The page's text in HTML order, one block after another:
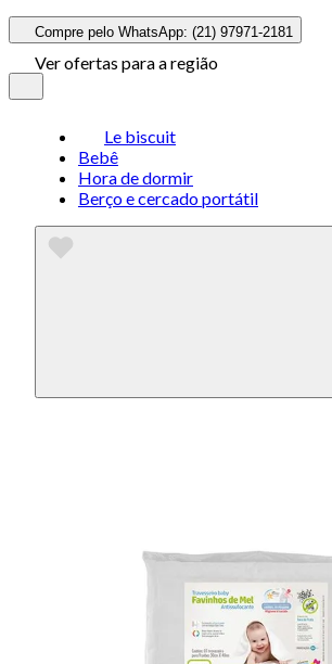
Compre pelo WhatsApp: (21) 97971-2181
Ver ofertas para a região
Le biscuit
Bebê
Hora de dormir
Berço e cercado portátil